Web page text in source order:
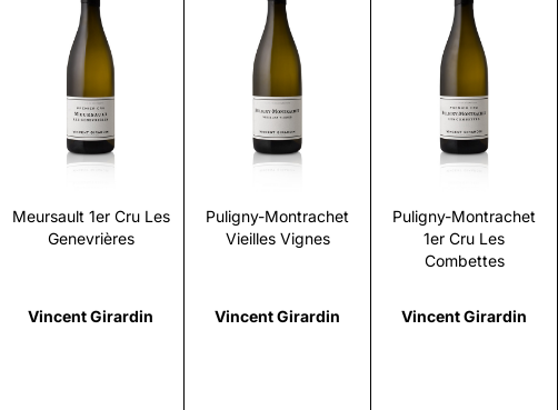
Meursault 1er Cru Les
Genevrières
Vincent Girardin
Scopri
Puligny-Montrachet
Vieilles Vignes
Vincent Girardin
Scopri
Puligny-Montrachet
1er Cru Les
Combettes
Vincent Girardin
Scopri